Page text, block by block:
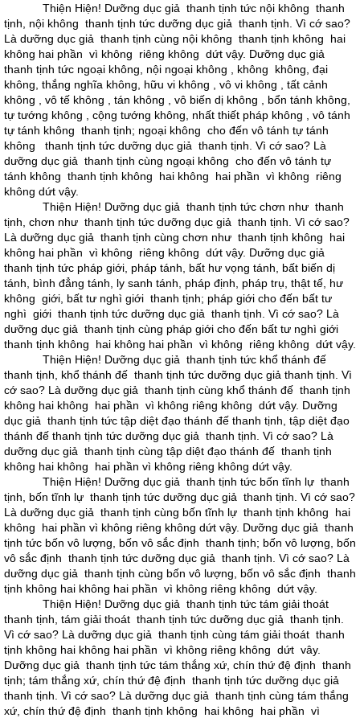
Thiện Hiện! Dưỡng dục giả thanh tịnh tức nội không thanh
tịnh, nội không thanh tịnh tức dưỡng dục giả thanh tịnh. Vì cớ sao?
Là dưỡng dục giả thanh tịnh cùng nội không thanh tịnh không hai
không hai phần vì không riêng không dứt vậy. Dưỡng dục giả
thanh tịnh tức ngoại không, nội ngoại không , không không, đại
không, thắng nghĩa không, hữu vi không , vô vi không , tất cảnh
không , vô tế không , tán không , vô biến dị không , bổn tánh không,
tự tướng không , cộng tướng không, nhất thiết pháp không , vô tánh
tự tánh không thanh tịnh; ngoại không cho đến vô tánh tự tánh
không thanh tịnh tức dưỡng dục giả thanh tịnh. Vì cớ sao? Là
dưỡng dục giả thanh tịnh cùng ngoại không cho đến vô tánh tự
tánh không thanh tịnh không hai không hai phần vì không riêng
không dứt vậy.
Thiện Hiện! Dưỡng dục giả thanh tịnh tức chơn như thanh
tịnh, chơn như thanh tịnh tức dưỡng dục giả thanh tịnh. Vì cớ sao?
Là dưỡng dục giả thanh tịnh cùng chơn như thanh tịnh không hai
không hai phần vì không riêng không dứt vậy. Dưỡng dục giả
thanh tịnh tức pháp giới, pháp tánh, bất hư vọng tánh, bất biến dị
tánh, bình đẳng tánh, ly sanh tánh, pháp định, pháp trụ, thật tế, hư
không giới, bất tư nghì giới thanh tịnh; pháp giới cho đến bất tư
nghì giới thanh tịnh tức dưỡng dục giả thanh tịnh. Vì cớ sao? Là
dưỡng dục giả thanh tịnh cùng pháp giới cho đến bất tư nghì giới
thanh tịnh không hai không hai phần vì không riêng không dứt vậy.
Thiện Hiện! Dưỡng dục giả thanh tịnh tức khổ thánh đế
thanh tịnh, khổ thánh đế thanh tịnh tức dưỡng dục giả thanh tịnh. Vì
cớ sao? Là dưỡng dục giả thanh tịnh cùng khổ thánh đế thanh tịnh
không hai không hai phần vì không riêng không dứt vậy. Dưỡng
dục giả thanh tịnh tức tập diệt đạo thánh đế thanh tịnh, tập diệt đạo
thánh đế thanh tịnh tức dưỡng dục giả thanh tịnh. Vì cớ sao? Là
dưỡng dục giả thanh tịnh cùng tập diệt đạo thánh đế thanh tịnh
không hai không hai phần vì không riêng không dứt vậy.
Thiện Hiện! Dưỡng dục giả thanh tịnh tức bốn tĩnh lự thanh
tịnh, bốn tĩnh lự thanh tịnh tức dưỡng dục giả thanh tịnh. Vì cớ sao?
Là dưỡng dục giả thanh tịnh cùng bốn tĩnh lự thanh tịnh không hai
không hai phần vì không riêng không dứt vậy. Dưỡng dục giả thanh
tịnh tức bốn vô lượng, bốn vô sắc định thanh tịnh; bốn vô lượng, bốn
vô sắc định thanh tịnh tức dưỡng dục giả thanh tịnh. Vì cớ sao? Là
dưỡng dục giả thanh tịnh cùng bốn vô lượng, bốn vô sắc định thanh
tịnh không hai không hai phần vì không riêng không dứt vậy.
Thiện Hiện! Dưỡng dục giả thanh tịnh tức tám giải thoát
thanh tịnh, tám giải thoát thanh tịnh tức dưỡng dục giả thanh tịnh.
Vì cớ sao? Là dưỡng dục giả thanh tịnh cùng tám giải thoát thanh
tịnh không hai không hai phần vì không riêng không dứt vây.
Dưỡng dục giả thanh tịnh tức tám thắng xứ, chín thứ đệ định thanh
tịnh; tám thắng xứ, chín thứ đệ định thanh tịnh tức dưỡng dục giả
thanh tịnh. Vì cớ sao? Là dưỡng dục giả thanh tịnh cùng tám thắng
xứ, chín thứ đệ định thanh tịnh không hai không hai phần vì